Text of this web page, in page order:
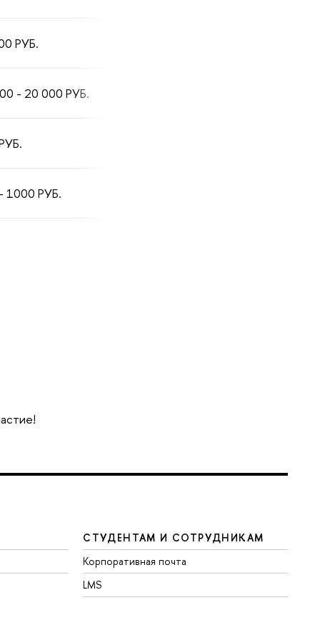
РУБ.
- 20 000 РУБ.
1000 РУБ.
СТУДЕНТАМ И СОТРУДНИКАМ
Корпоративная почта
LMS